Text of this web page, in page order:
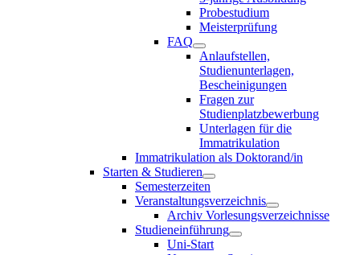
Probestudium
Meisterprüfung
FAQ
Anlaufstellen,
Studienunterlagen,
Bescheinigungen
Fragen zur
Studienplatzbewerbung
Unterlagen für die
Immatrikulation
Immatrikulation als Doktorand/in
Starten & Studieren
Semesterzeiten
Veranstaltungsverzeichnis
Archiv Vorlesungsverzeichnisse
Studieneinführung
Uni-Start